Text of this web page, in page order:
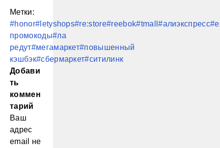
Метки:
#honor#letyshops#re:store#reebok#tmall#алиэкспресс
промокоды#ла
редут#мегамаркет#повышенный
кэшбэк#сбермаркет#ситилинк
Добави
ть
коммен
тарий
Ваш
адрес
email не